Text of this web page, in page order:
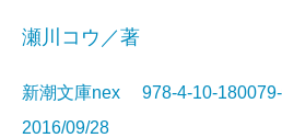
瀬川コウ／著
新潮文庫nex 978-4-10-
2016/09/28